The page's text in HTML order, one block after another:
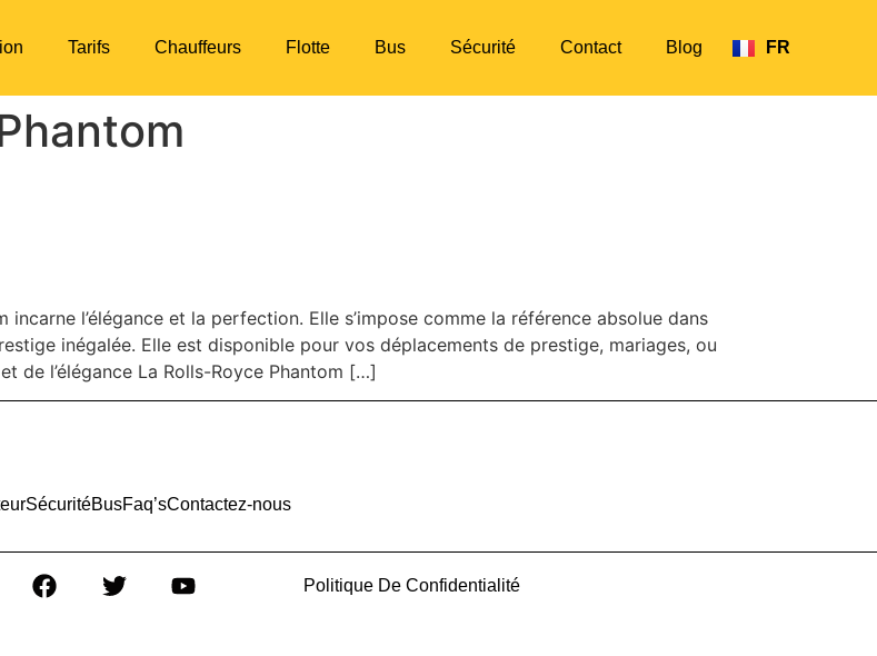
Tarifs Chauffeurs Flotte Bus Sécurité Contact Blog FR
EN
l’élégance et la perfection. Elle s’impose comme la référence absolue dans
inégalée. Elle est disponible pour vos déplacements de prestige, mariages, ou
de l’élégance La Rolls-Royce Phantom […]
SécuritéBusFaq’sContactez-nous
Politique De Confidentialité